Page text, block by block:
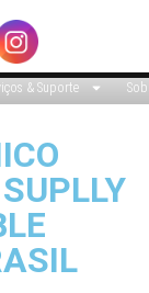
& Suporte